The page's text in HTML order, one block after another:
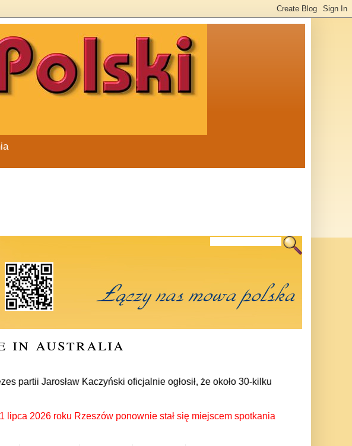
in australia
Jarosław Kaczyński oficjalnie ogłosił, że około 30-kilku posłów
2026 roku Rzeszów ponownie stał się miejscem spotkania Polonii z